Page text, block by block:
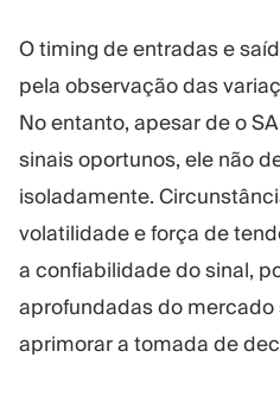
O timing de entradas e
pela observação das
No entanto, apesar de o
sinais oportunos, ele não
isoladamente.
volatilidade e força de
a confiabilidade do sinal,
aprofundadas do mercado
aprimorar a tomada de